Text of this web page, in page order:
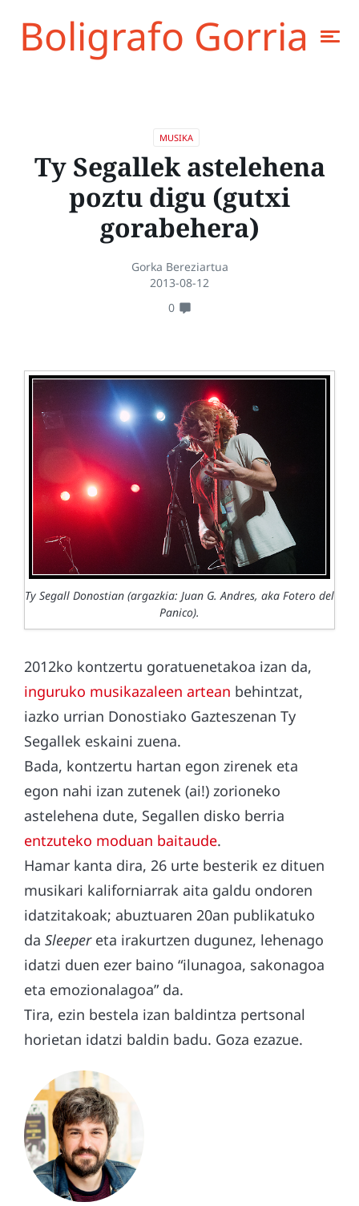
Boligrafo Gorria
MUSIKA
Ty Segallek astelehena
poztu digu (gutxi
gorabehera)
Gorka Bereziartua
2013-08-12
0
Ty Segall Donostian (argazkia: Juan G. Andres, aka Fotero del
Panico).
2012ko kontzertu goratuenetakoa izan da,
inguruko musikazaleen artean behintzat,
iazko urrian Donostiako Gazteszenan Ty
Segallek eskaini zuena.
Bada, kontzertu hartan egon zirenek eta
egon nahi izan zutenek (ai!) zorioneko
astelehena dute, Segallen disko berria
entzuteko moduan baitaude.
Hamar kanta dira, 26 urte besterik ez dituen
musikari kaliforniarrak aita galdu ondoren
idatzitakoak; abuztuaren 20an publikatuko
da Sleepereta irakurtzen dugunez, lehenago
idatzi duen ezer baino “ilunagoa, sakonagoa
eta emozionalagoa” da.
Tira, ezin bestela izan baldintza pertsonal
horietan idatzi baldin badu. Goza ezazue.